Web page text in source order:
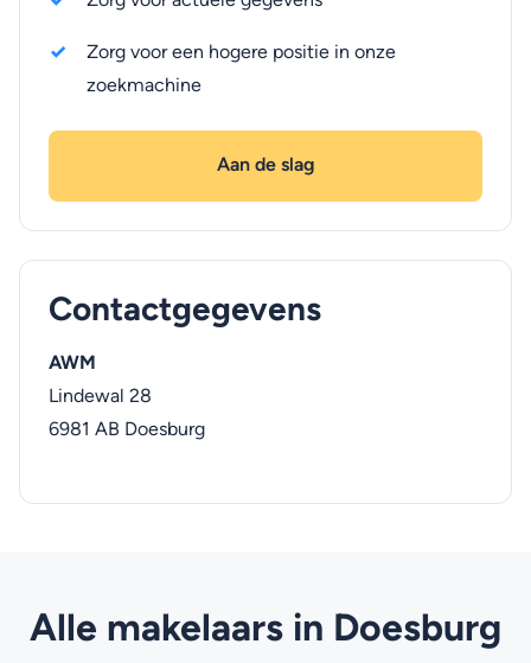
Zorg voor een hogere positie in onze
zoekmachine
Aan de slag
Contactgegevens
AWM
Lindewal 28
6981 AB Doesburg
Alle makelaars in Doesburg